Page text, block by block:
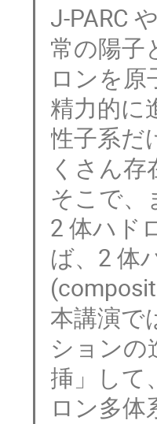
J-PARC
常の陽子
ロンを
精力的に
性子系だ
くさん
そこで、
2 体ハド
ば、2 体
本講演で
ションの
挿」して
ロン多